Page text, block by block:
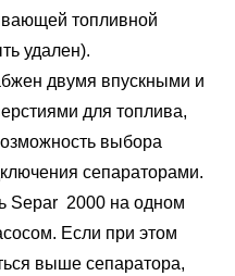
топливной
удален).
двумя впускными и
для топлива,
выбора
сепараторами.
Separ 2000 на одном
Если при этом
выше сепаратора,